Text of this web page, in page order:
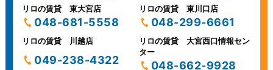
リロの賃貸 東大宮店
048-681-5558
リロの賃貸 東川口店
048-299-6661
リロの賃貸 川越店
049-238-4322
リロの賃貸 大宮西口情報セン
ター
048-662-9928